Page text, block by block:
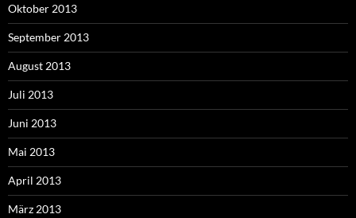
Oktober 2013
September 2013
August 2013
Juli 2013
Juni 2013
Mai 2013
April 2013
März 2013